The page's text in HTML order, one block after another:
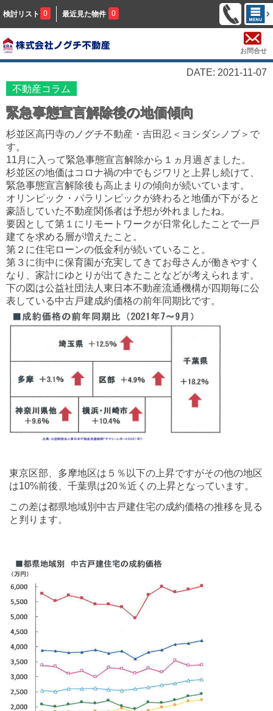
検討リスト 0 最近見た物件 0
お問合せ
DATE: 2021-11-07
不動産コラム
緊急事態宣言解除後の地価傾向
杉並区高円寺のノグチ不動産・吉田忍＜ヨシダシノブ＞で
す。
11月に入って緊急事態宣言解除から１ヵ月過ぎました。
杉並区の地価はコロナ禍の中でもジワリと上昇し続けて、
緊急事態宣言解除後も高止まりの傾向が続いています。
オリンピック・パラリンピックが終わると地価が下がると
豪語していた不動産関係者は予想が外れましたね。
要因として第１にリモートワークが日常化したことで一戸
建てを求める層が増えたこと。
第２に住宅ローンの低金利が続いていること。
第３に街中に保育園が充実してきてお母さんが働きやすく
なり、家計にゆとりが出てきたことなどが考えられます。
下の図は公益社団法人東日本不動産流通機構が四期毎に公
表している中古戸建成約価格の前年同期比です。
東京区部、多摩地区は５％以下の上昇ですがその他の地区
は10%前後、千葉県は20％近くの上昇となっています。
この差は都県地域別中古戸建住宅の成約価格の推移を見る
と判ります。